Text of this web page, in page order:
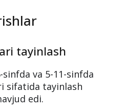
tayinlash
sinfda va 5-11-sinfda
sifatida tayinlash
edi.